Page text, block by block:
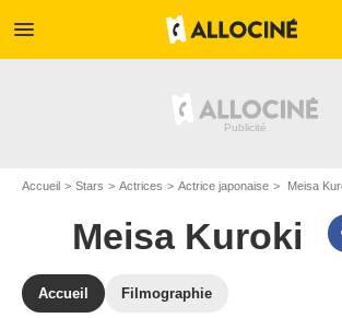
menu
Accueil Stars Actrices Actrice japonaise Meisa
Meisa Kuroki
Accueil Filmographie